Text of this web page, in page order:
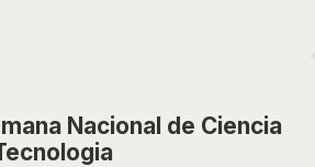
Nacional de Ciencia